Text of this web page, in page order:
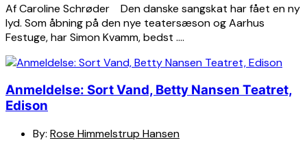
Af Caroline Schrøder Den danske sangskat har fået en ny
lyd. Som åbning på den nye teatersæson og Aarhus
Festuge, har Simon Kvamm, bedst ….
Anmeldelse: Sort Vand, Betty Nansen Teatret,
Edison
By: Rose Himmelstrup Hansen